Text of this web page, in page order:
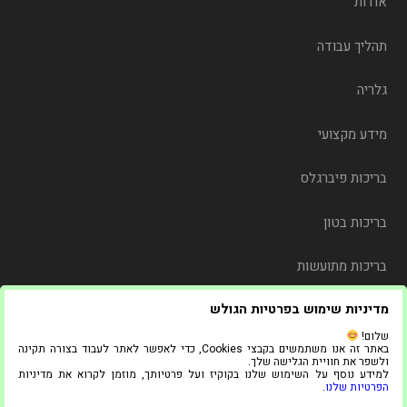
מדיניות שימוש בפרטיות הגולש
שלום!
באתר זה אנו משתמשים בקבצי Cookies, כדי לאפשר לאתר לעבוד בצורה תקינה
ולשפר את חוויית הגלישה שלך.
למידע נוסף על השימוש שלנו בקוקיז ועל פרטיותך, מוזמן לקרוא את מדיניות
הפרטיות שלנו.
תהליך עבודה
גלריה
מידע מקצועי
בריכות פיברגלס
בריכות בטון
בריכות מתועשות
משלוח
צור קשר